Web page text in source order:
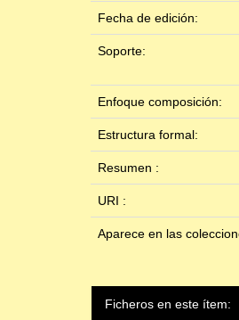
Fecha de edición:
Soporte:
Enfoque composición:
Estructura formal:
Resumen :
URI :
Aparece en las
Ficheros en este ítem: